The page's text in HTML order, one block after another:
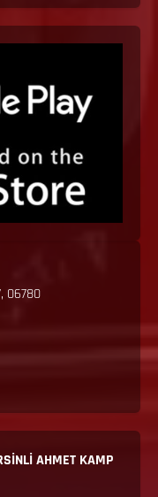
06780
AHMET KAMP